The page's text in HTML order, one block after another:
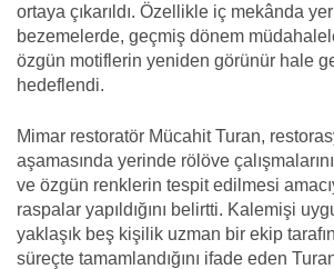
ortaya çıkarıldı. Özellikle iç mekânda
bezemelerde, geçmiş dönem
özgün motiflerin yeniden görünür hale
hedeflendi.
Mimar restoratör Mücahit Turan,
aşamasında yerinde rölöve
ve özgün renklerin tespit edilmesi
raspalar yapıldığını belirtti. Kalemişi
yaklaşık beş kişilik uzman bir ekip
süreçte tamamlandığını ifade eden